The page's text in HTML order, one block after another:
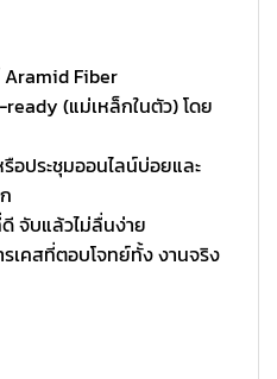
Aramid Fiber
(แม่เหล็กในตัว) โดย
ประชุมออนไลน์บ่อยและ
จับแล้วไม่ลื่นง่าย
เคสที่ตอบโจทย์ทั้ง งานจริง